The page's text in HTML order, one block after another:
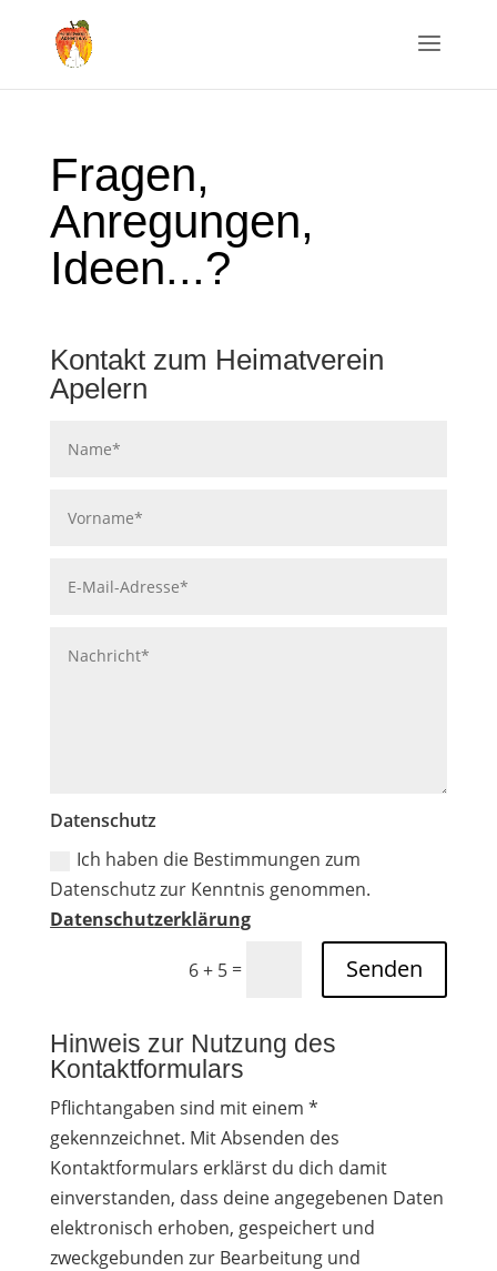
Fragen,
Anregungen,
Ideen...?
Kontakt zum Heimatverein
Apelern
Datenschutz
Ich haben die Bestimmungen zum
Datenschutz zur Kenntnis genommen.
Datenschutzerklärung
6 + 5 = Senden
Hinweis zur Nutzung des
Kontaktformulars
Pflichtangaben sind mit einem *
gekennzeichnet. Mit Absenden des
Kontaktformulars erklärst du dich damit
einverstanden, dass deine angegebenen Daten
elektronisch erhoben, gespeichert und
zweckgebunden zur Bearbeitung und